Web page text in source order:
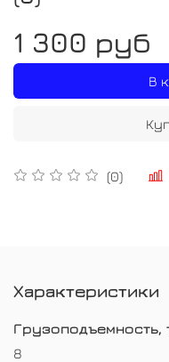
(0)
1 300 руб
В
Характеристики
Грузоподъемность,
8